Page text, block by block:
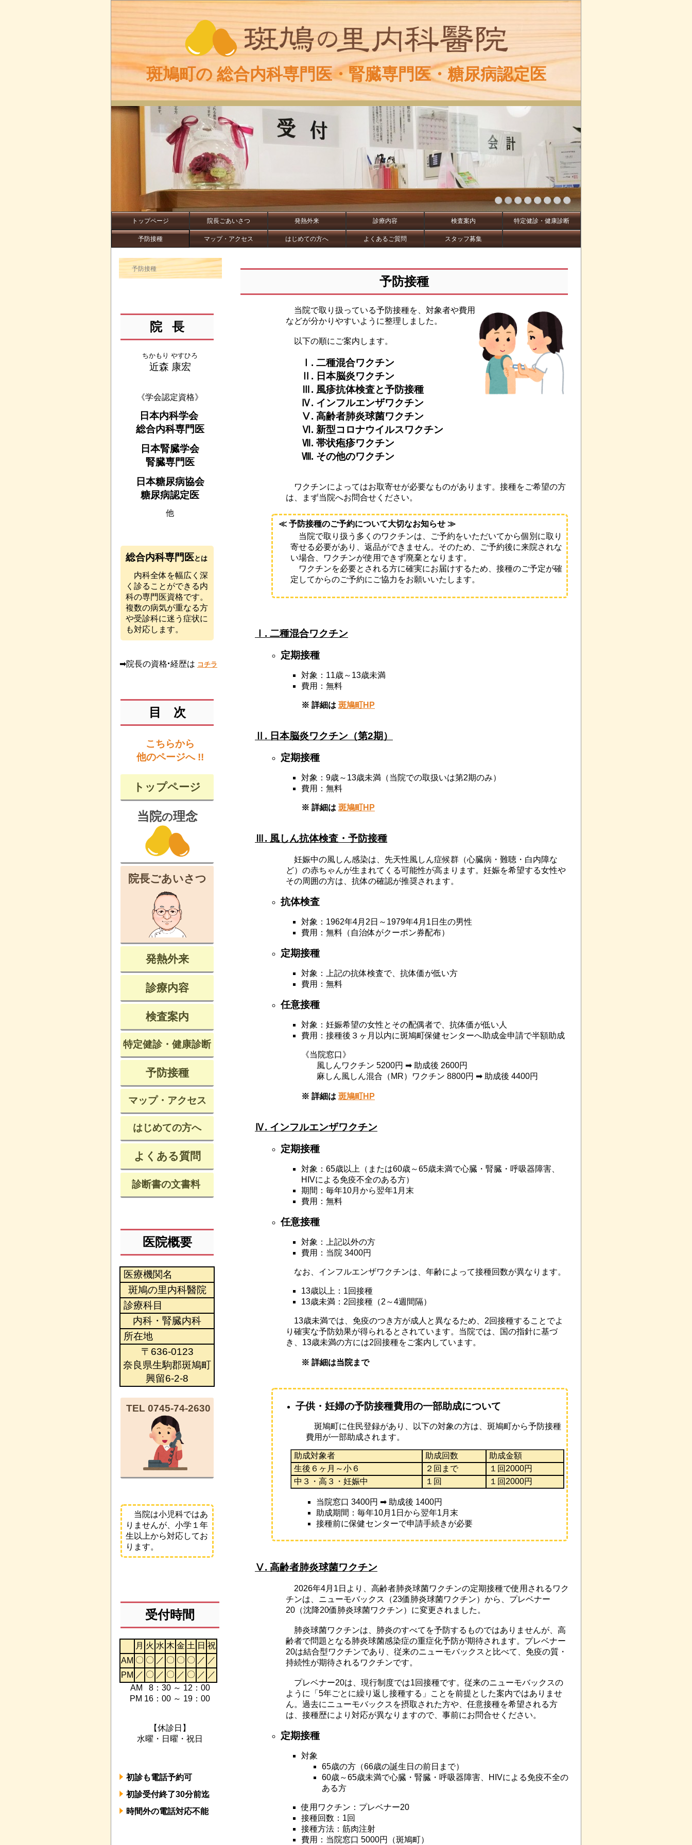
斑鳩町の 総合内科専門医・腎臓専門医・糖尿病認定医
トップページ 院長ごあいさつ 発熱外来 診療内容 検査案内 特定健診・健康診断
予防接種 マップ・アクセス はじめての方へ よくあるご質問 スタッフ募集
予防接種
当院で取り扱っている予防接種を、対象者や費用
などが分かりやすいように整理しました。
以下の順にご案内します。
Ⅰ. 二種混合ワクチン
Ⅱ. 日本脳炎ワクチン
Ⅲ. 風疹抗体検査と予防接種
Ⅳ. インフルエンザワクチン
Ⅴ. 高齢者肺炎球菌ワクチン
Ⅵ. 新型コロナウイルスワクチン
Ⅶ. 帯状疱疹ワクチン
Ⅷ. その他のワクチン
ワクチンによってはお取寄せが必要なものがあります。接種をご希望の方
は、まず当院へお問合せください。
≪ 予防接種のご予約について大切なお知らせ ≫
当院で取り扱う多くのワクチンは、ご予約をいただいてから個別に取り
寄せる必要があり、返品ができません。そのため、ご予約後に来院されな
い場合、ワクチンが使用できず廃棄となります。
ワクチンを必要とされる方に確実にお届けするため、接種のご予定が確
定してからのご予約にご協力をお願いいたします。
Ⅰ. 二種混合ワクチン
定期接種
対象： 11歳～13歳未満
費用：無料
※ 詳細は 斑鳩町HP
Ⅱ. 日本脳炎ワクチン（第2期）
定期接種
対象：9歳～13歳未満（当院での取扱いは第2期のみ）
費用：無料
※ 詳細は 斑鳩町HP
Ⅲ. 風しん抗体検査・予防接種
妊娠中の風しん感染は、先天性風しん症候群（心臓病・難聴・白内障な
ど）の赤ちゃんが生まれてくる可能性が高まります。妊娠を希望する女性や
その周囲の方は、抗体の確認が推奨されます。
抗体検査
対象： 1962年4月2日～1979年4月1日生の男性
費用：無料（自治体がクーポン券配布）
定期接種
対象：上記の抗体検査で、抗体価が低い方
費用：無料
任意接種
対象：妊娠希望の女性とその配偶者で、抗体価が低い人
費用：接種後３ヶ月以内に斑鳩町保健センターへ助成金申請で半額助成
《当院窓口》
風しんワクチン 5200円 ➡ 助成後 2600円
麻しん風しん混合（MR）ワクチン 8800円 ➡ 助成後 4400円
※ 詳細は 斑鳩町HP
Ⅳ. インフルエンザワクチン
定期接種
対象：65歳以上
（または60歳～65歳未満で心臓・腎臓・呼吸器障害、
HIVによる免疫不全のある方）
期間：毎年10月から翌年1月末
費用：無料
任意接種
対象：上記以外の方
費用：当院 3400円
なお、インフルエンザワクチンは、年齢によって接種回数が異なります。
13歳以上：1回接種
13歳未満：2回接種（2～4週間隔）
13歳未満では、免疫のつき方が成人と異なるため、2回接種することでよ
り確実な予防効果が得られるとされています。 当院では、国の指針に基づ
き、13歳未満の方には2回接種をご案内しています。
※ 詳細は当院まで
子供・妊婦の予防接種費用の一部助成について
斑鳩町に住民登録があり、以下の対象の方は、斑鳩町から予防接種
費用が一部助成されます。
助成対象者 助成回数
助成金額
生後６ヶ月～小６
２回まで
１回2000円
中３・高３・妊娠中
１回 １回2000円
当院窓口 3400円 ➡ 助成後 1400円
助成期間：毎年10月1日から翌年1月末
接種前に保健センターで申請手続きが必要
Ⅴ. 高齢者肺炎球菌ワクチン
2026年4月1日より、高齢者肺炎球菌ワクチンの定期接種で使用されるワク
チンは、ニューモバックス（23価肺炎球菌ワクチン）から、プレベナー
20（沈降20価肺炎球菌ワクチン）に変更されました。
肺炎球菌ワクチンは、肺炎のすべてを予防するものではありませんが、高
齢者で問題となる肺炎球菌感染症の重症化予防が期待されます。プレベナー
20は結合型ワクチンであり、従来のニューモバックスと比べて、免疫の質・
持続性が期待されるワクチンです。
プレベナー20は、現行制度では1回接種です。従来のニューモバックスの
ように「5年ごとに繰り返し接種する」ことを前提とした案内ではありませ
ん。過去にニューモバックスを摂取された方や、任意接種を希望される方
は、接種歴により対応が異なりますので、事前にお問合せください。
定期接種
対象
65歳の方（66歳の誕生日の前日まで）
60歳～65歳未満で心臓・腎臓・呼吸器障害、HIVによる免疫不全の
ある方
使用ワクチン：プレベナー20
接種回数：1回
接種方法：筋肉注射
費用：当院窓口 5000円（斑鳩町）
予防接種
院 長
ちかもり やすひろ
近森 康宏
《学会認定資格》
日本内科学会
総合内科専門医
日本腎臓学会
腎臓専門医
日本糖尿病協会
糖尿病認定医
他
総合内科専門医とは
内科全体を幅広く深
く診ることができる内
科の専門医資格です。
複数の病気が重なる方
や受診科に迷う症状に
も対応します。
➡院長の資格·経歴は コチラ
目 次
こちらから
他のページへ !!
トップページ
当院の理念
院長ごあいさつ
発熱外来
診療内容
検査案内
特定健診・健康診断
予防接種
マップ・アクセス
はじめての方へ
よくある質問
診断書の文書料
医院概要
医療機関名
斑鳩の里内科醫院
診療科目
内科・腎臓内科
所在地
〒636-0123
奈良県生駒郡斑鳩町
興留6-2-8
TEL 0745-74-2630
当院は小児科ではあ
りませんが、小学１年
生以上から対応してお
ります。
受付時間
月 火 水 木 金 土 日 祝
AM 〇 〇 ／ 〇 〇 〇 ／ ／
PM ／ 〇 ／ 〇 ／ 〇 ／ ／
AM 8：30 ～ 12：00
PM 16：00 ～ 19：00
【休診日】
水曜・日曜・祝日
初診も電話予約可
初診受付終了30分前迄
時間外の電話対応不能